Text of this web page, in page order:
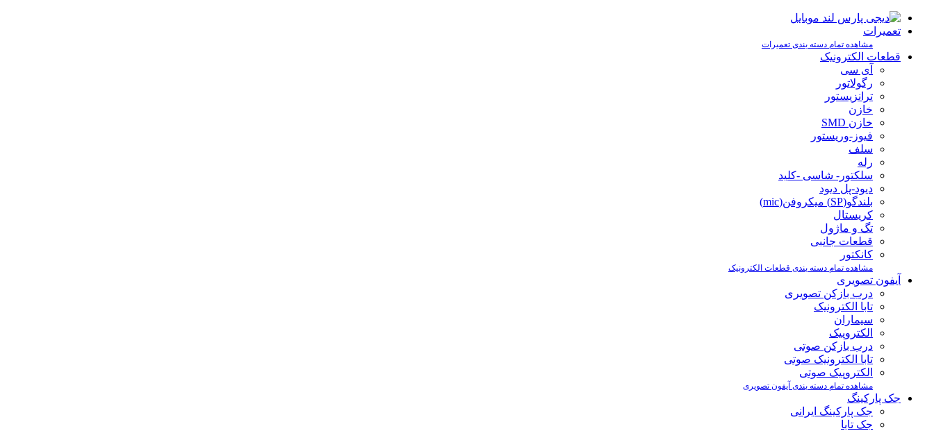
تعمیرات
مشاهده تمام دسته بندی تعمیرات
قطعات الکترونیک
آی سی
رگولاتور
ترانزیستور
خازن
خازن SMD
فیوز-وریستور
سلف
رله
سلکتور- شاسی -کلید
دیود-پل دیود
بلندگو(SP) میکروفن(mic)
کریستال
تگ و ماژول
قطعات جانبی
کانکتور
مشاهده تمام دسته بندی قطعات الکترونیک
آیفون تصویری
درب بازکن تصویری
تابا الکترونیک
سیماران
الکتروپیک
درب بازکن صوتی
تابا الکترونیک صوتی
الکتروپیک صوتی
مشاهده تمام دسته بندی آیفون تصویری
جک پارکینگ
جک پارکینگ ایرانی
جک تابا